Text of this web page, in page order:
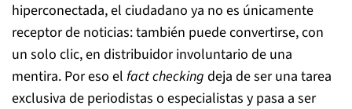
hiperconectada, el ciudadano ya no es únicamente
receptor de noticias: también puede convertirse, con
un solo clic, en distribuidor involuntario de una
mentira. Por eso el fact checking deja de ser una tarea
exclusiva de periodistas o especialistas y pasa a ser